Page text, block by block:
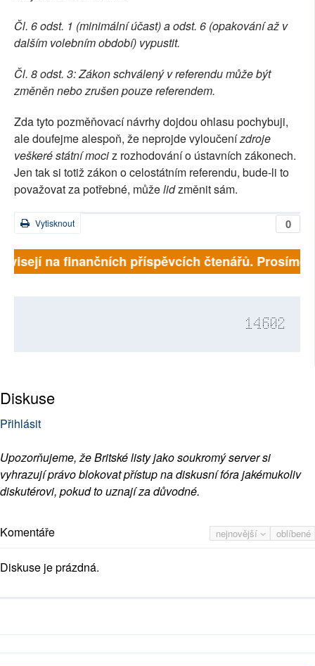
Čl. 6 odst. 1 (minimální účast) a odst. 6 (opakování až v
dalším volebním období) vypustit.
Čl. 8 odst. 3: Zákon schválený v referendu může být
změněn nebo zrušen pouze referendem.
Zda tyto pozměňovací návrhy dojdou ohlasu pochybuji,
ale doufejme alespoň, že neprojde vyloučenízdroje
veškeré státní mociz rozhodování o ústavních zákonech.
Jen tak si totiž zákon o celostátním referendu, bude-li to
považovat za potřebné, můželidzměnit sám.
0
Vytisknout
na finančních příspěvcích čtenářů. Prosíme,
14602
Diskuse
Přihlásit
Upozorňujeme, že Britské listy jako soukromý server si
vyhrazují právo blokovat přístup na diskusní fóra jakémukoliv
diskutérovi, pokud to uznají za důvodné.
nejnovější oblíbené
Komentáře
Diskuse je prázdná.